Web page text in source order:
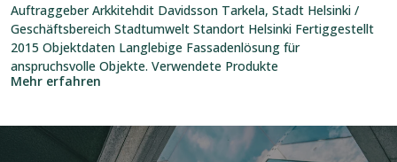
Auftraggeber Arkkitehdit Davidsson Tarkela, Stadt Helsinki /
Geschäftsbereich Stadtumwelt Standort Helsinki Fertiggestellt
2015 Objektdaten Langlebige Fassadenlösung für
anspruchsvolle Objekte. Verwendete Produkte
Mehr erfahren